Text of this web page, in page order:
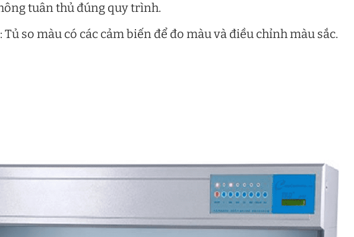
tuân thủ đúng quy trình.
so màu có các cảm biến để đo màu và điều chỉnh màu sắc.